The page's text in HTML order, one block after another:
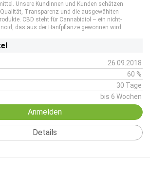
Unsere Kundinnen und Kunden schätzen
Transparenz und die ausgewählten
CBD steht für Cannabidiol – ein nicht-
das aus der Hanfpflanze gewonnen wird.
26.09.2018
60 %
30 Tage
bis 6 Wochen
Anmelden
Details